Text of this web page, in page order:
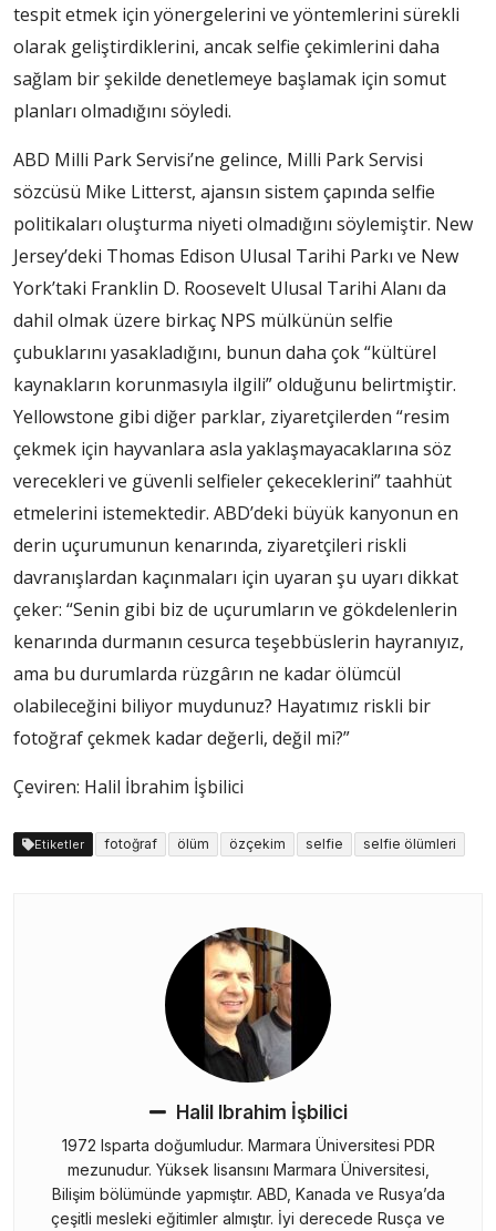
tespit etmek için yönergelerini ve yöntemlerini sürekli
olarak geliştirdiklerini, ancak selfie çekimlerini daha
sağlam bir şekilde denetlemeye başlamak için somut
planları olmadığını söyledi.
ABD Milli Park Servisi’ne gelince, Milli Park Servisi
sözcüsü Mike Litterst, ajansın sistem çapında selfie
politikaları oluşturma niyeti olmadığını söylemiştir. New
Jersey’deki Thomas Edison Ulusal Tarihi Parkı ve New
York’taki Franklin D. Roosevelt Ulusal Tarihi Alanı da
dahil olmak üzere birkaç NPS mülkünün selfie
çubuklarını yasakladığını, bunun daha çok “kültürel
kaynakların korunmasıyla ilgili” olduğunu belirtmiştir.
Yellowstone gibi diğer parklar, ziyaretçilerden “resim
çekmek için hayvanlara asla yaklaşmayacaklarına söz
verecekleri ve güvenli selfieler çekeceklerini” taahhüt
etmelerini istemektedir. ABD’deki büyük kanyonun en
derin uçurumunun kenarında, ziyaretçileri riskli
davranışlardan kaçınmaları için uyaran şu uyarı dikkat
çeker: “Senin gibi biz de uçurumların ve gökdelenlerin
kenarında durmanın cesurca teşebbüslerin hayranıyız,
ama bu durumlarda rüzgârın ne kadar ölümcül
olabileceğini biliyor muydunuz? Hayatımız riskli bir
fotoğraf çekmek kadar değerli, değil mi?”
Çeviren: Halil İbrahim İşbilici
Etiketler fotoğraf ölüm özçekim selfie selfie ölümleri
Halil Ibrahim İşbilici
1972 Isparta doğumludur. Marmara Üniversitesi PDR
mezunudur. Yüksek lisansını Marmara Üniversitesi,
Bilişim bölümünde yapmıştır. ABD, Kanada ve Rusya’da
çeşitli mesleki eğitimler almıştır. İyi derecede Rusça ve